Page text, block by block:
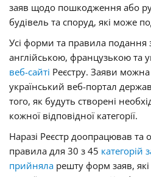
заяв щодо пошкодження або
будівель та споруд, які може
Усі форми та правила подання
англійською, французькою та
веб-сайті Реєстру. Заяви
український веб-портал
того, як будуть створені
кожної відповідної категорії.
Наразі Реєстр доопрацював та
правила для 30 з 45 категорій
прийняла решту форм заяв,